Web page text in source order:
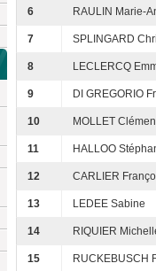
6 RAULIN Marie-
7 SPLINGARD
8 LECLERCQ
9 DI GREGORIO
10 MOLLET
11 HALLOO
12 CARLIER
13 LEDEE Sabine
14 RIQUIER
15 RUCKEBUSCH